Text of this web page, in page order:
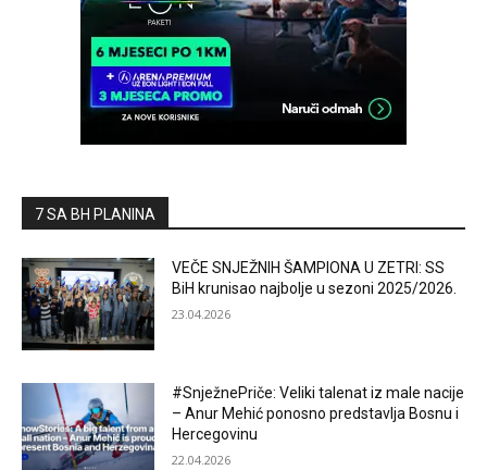
7 SA BH PLANINA
VEČE SNJEŽNIH ŠAMPIONA U ZETRI: SS
BiH krunisao najbolje u sezoni 2025/2026.
23.04.2026
#SnježnePriče: Veliki talenat iz male nacije
– Anur Mehić ponosno predstavlja Bosnu i
Hercegovinu
22.04.2026